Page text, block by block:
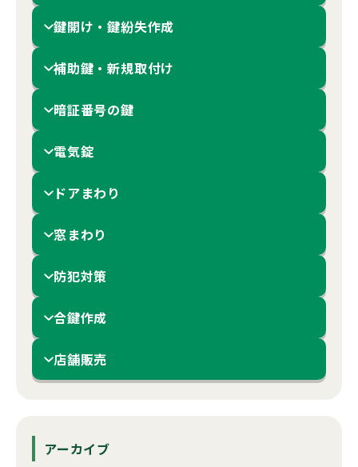
鍵開け・鍵紛失作成
補助鍵・新規取付け
暗証番号の鍵
電気錠
ドアまわり
窓まわり
防犯対策
合鍵作成
店舗販売
アーカイブ